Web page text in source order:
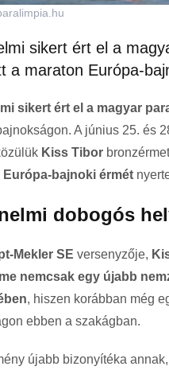
sikert ért el a
a maraton Európa-
sikert ért el a magyar
A június 25. és
Kiss Tibor
Európa-bajnoki érmét
dobogós
Mekler SE versenyzője,
nemcsak egy újabb
, hiszen korábban még
ebben a szakágban.
újabb bizonyítéka